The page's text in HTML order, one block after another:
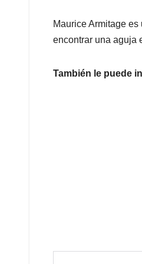
Maurice Armitage
encontrar una aguja
También le puede